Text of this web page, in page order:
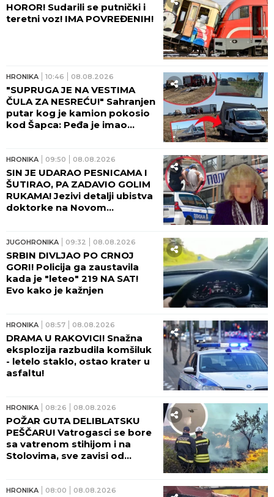
HOROR! Sudarili se putnički i
teretni voz! IMA POVREĐENIH!
HRONIKA 10:46 08.08.2026
"SUPRUGA JE NA VESTIMA
ČULA ZA NESREĆU!" Sahranjen
putar kog je kamion pokosio
kod Šapca: Peđa je imao
HRONIKA 09:50 08.08.2026
SIN JE UDARAO PESNICAMA I
ŠUTIRAO, PA ZADAVIO GOLIM
RUKAMA! Jezivi detalji ubistva
doktorke na Novom
PAMTE!
JUGOHRONIKA 09:32 08.08.2026
SRBIN DIVLJAO PO CRNOJ
GORI! Policija ga zaustavila
kada je "leteo" 219 NA SAT!
Evo kako je kažnjen
HRONIKA 08:57 08.08.2026
DRAMA U RAKOVICI! Snažna
eksplozija razbudila komšiluk
- letelo staklo, ostao krater u
asfaltu!
HRONIKA 08:26 08.08.2026
POŽAR GUTA DELIBLATSKU
PEŠČARU! Vatrogasci se bore
sa vatrenom stihijom i na
Stolovima, sve zavisi od
HRONIKA 08:00 08.08.2026